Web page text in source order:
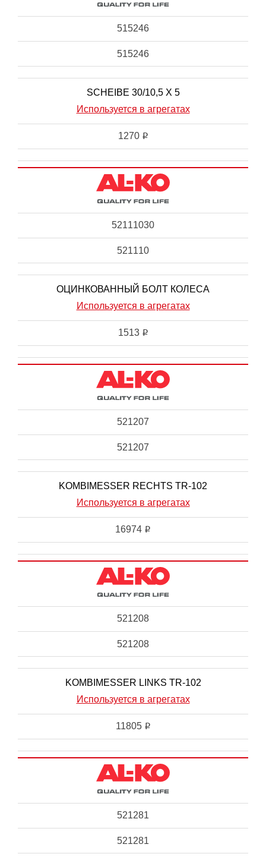
515246
515246
SCHEIBE 30/10,5 X 5
Используется в агрегатах
1270 i
52111030
521110
ОЦИНКОВАННЫЙ БОЛТ КОЛЕСА
Используется в агрегатах
1513 i
521207
521207
KOMBIMESSER RECHTS TR-102
Используется в агрегатах
16974 i
521208
521208
KOMBIMESSER LINKS TR-102
Используется в агрегатах
11805 i
521281
521281